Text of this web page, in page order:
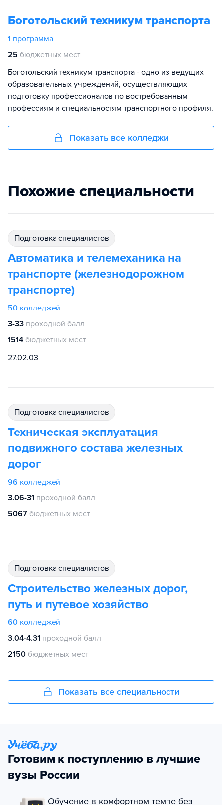
Боготольский техникум транспорта
1 программа
25 бюджетных мест
Боготольский техникум транспорта - одно из ведущих
образовательных учреждений, осуществляющих
подготовку профессионалов по востребованным
профессиям и специальностям транспортного профиля.
Показать все колледжи
Похожие специальности
подготовка специалистов
Автоматика и телемеханика на
транспорте (железнодорожном
транспорте)
50 колледжей
3-33 проходной балл
1514 бюджетных мест
27.02.03
подготовка специалистов
Техническая эксплуатация
подвижного состава железных
дорог
96 колледжей
3.06-31 проходной балл
5067 бюджетных мест
подготовка специалистов
Строительство железных дорог,
путь и путевое хозяйство
60 колледжей
3.04-4.31 проходной балл
2150 бюджетных мест
Показать все специальности
Готовим к поступлению в лучшие
вузы России
Обучение в комфортном темпе без